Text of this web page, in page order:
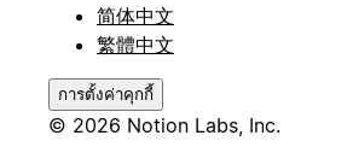
简体中文
繁體中文
การตั้งค่าคุกกี้
© 2026 Notion Labs, Inc.